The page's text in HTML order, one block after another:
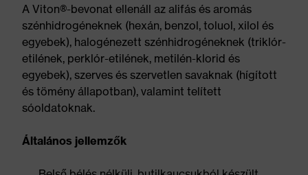
A Viton®-bevonat ellenáll az alifás és aromás
szénhidrogéneknek (hexán, benzol, toluol, xilol és
egyebek), halogénezett szénhidrogéneknek (triklór-
etilének, perklór-etilének, metilén-klorid és
egyebek), szerves és szervetlen savaknak (hígított
és tömény állapotban), valamint telített
sóoldatoknak.
Általános jellemzők